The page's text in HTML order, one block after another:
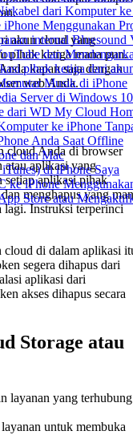
dari Komputer
Menggunakan
internal
dan
pihak ketiga dari
Musik di iPhone
Server di Windows
dari WD My Cloud
ke iPhone
Anda Saat Offline
dan Mac
di iPhone Saya
ke iPhone
Store atau
akun cloud yang
pihak ketiga mana pun.
kapan saja dengan
web Anda.
cloud Anda di browser
atau aplikasi yang
setiap aplikasi pihak
menghapus yang
Instruksi terperinci
cloud di dalam aplikasi
segera dihapus dari
aplikasi dari
akses dihapus secara
Storage atau
layanan yang terhubung
untuk membuka